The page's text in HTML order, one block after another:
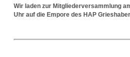
Wir laden zur Mitgliederversammlung
Uhr auf die Empore des HAP